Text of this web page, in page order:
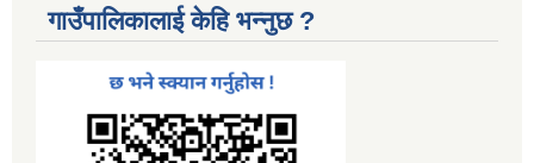
गाउँपालिकालाई केहि भन्नुछ ?